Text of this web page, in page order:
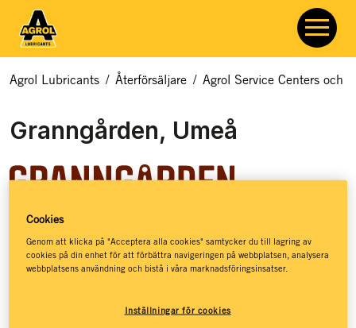
Agrol Lubricants / Återförsäljare / Agrol Service Centers och
Granngården, Umeå
Granngården hjälper dig med allt som rör odling, djur och
natur. Hos Granngården hittar du ett basutbud av
smörjmedel, kloka råd och massor av inspiration – så att du
jordnära liv. Granngården har stöttat drömmar sedan 1880,
Cookies
Genom att klicka på "Acceptera alla cookies" samtycker du till lagring av
cookies på din enhet för att förbättra navigeringen på webbplatsen, analysera
webbplatsens användning och bistå i våra marknadsföringsinsatser.
Inställningar för cookies